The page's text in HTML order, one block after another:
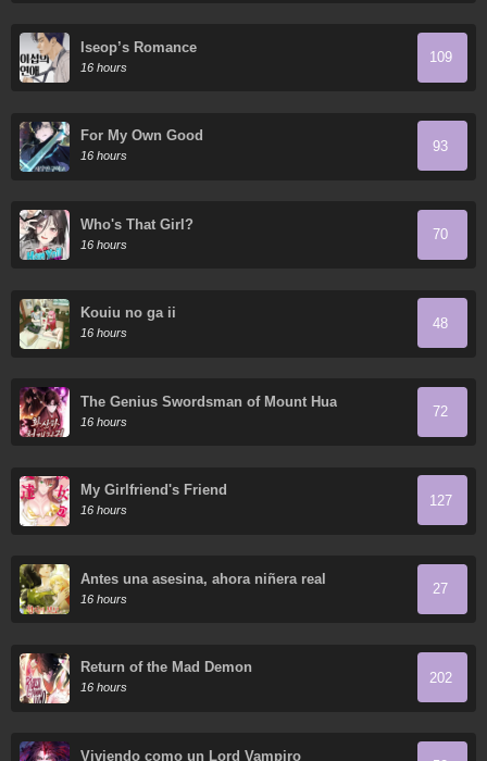
Iseop’s Romance
16 hours
109
For My Own Good
16 hours
93
Who's That Girl?
16 hours
70
Kouiu no ga ii
16 hours
48
The Genius Swordsman of Mount Hua
16 hours
72
My Girlfriend's Friend
16 hours
127
Antes una asesina, ahora niñera real
16 hours
27
Return of the Mad Demon
16 hours
202
Viviendo como un Lord Vampiro